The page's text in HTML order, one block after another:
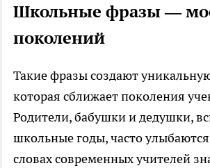
Школьные фразы —
поколений
Такие фразы создают
которая сближает поколения
Родители, бабушки и дедушки,
школьные годы, часто
словах современных учителей